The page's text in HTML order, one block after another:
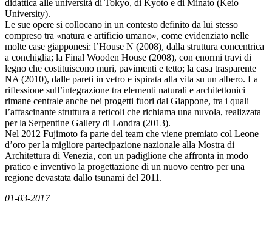
didattica alle università di Tokyo, di Kyoto e di Minato (Keio
University).
Le sue opere si collocano in un contesto definito da lui stesso
compreso tra «natura e artificio umano», come evidenziato nelle
molte case giapponesi: l’House N (2008), dalla struttura concentrica
a conchiglia; la Final Wooden House (2008), con enormi travi di
legno che costituiscono muri, pavimenti e tetto; la casa trasparente
NA (2010), dalle pareti in vetro e ispirata alla vita su un albero. La
riflessione sull’integrazione tra elementi naturali e architettonici
rimane centrale anche nei progetti fuori dal Giappone, tra i quali
l’affascinante struttura a reticoli che richiama una nuvola, realizzata
per la Serpentine Gallery di Londra (2013).
Nel 2012 Fujimoto fa parte del team che viene premiato col Leone
d’oro per la migliore partecipazione nazionale alla Mostra di
Architettura di Venezia, con un padiglione che affronta in modo
pratico e inventivo la progettazione di un nuovo centro per una
regione devastata dallo tsunami del 2011.
01-03-2017